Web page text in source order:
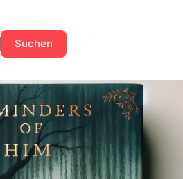
Suchen